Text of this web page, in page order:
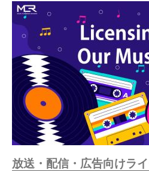
放送・配信・広告向けラ